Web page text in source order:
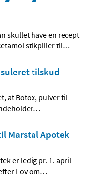
skullet have en recept
stikpiller til…
tilskud
at Botox, pulver til
…
Marstal Apotek
er ledig pr. 1. april
Lov om…